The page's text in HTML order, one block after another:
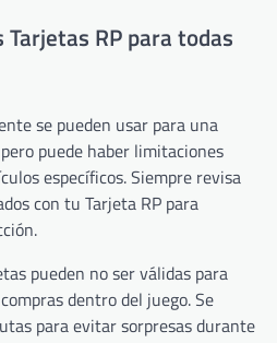
Tarjetas RP para todas
se pueden usar para una
puede haber limitaciones
específicos. Siempre revisa
con tu Tarjeta RP para
pueden no ser válidas para
dentro del juego. Se
para evitar sorpresas durante